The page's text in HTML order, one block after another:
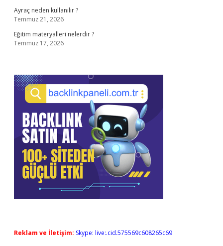
Ayraç neden kullanılır ?
Temmuz 21, 2026
Eğitim materyalleri nelerdir ?
Temmuz 17, 2026
Reklam ve İletişim: Skype: live:.cid.575569c608265c69